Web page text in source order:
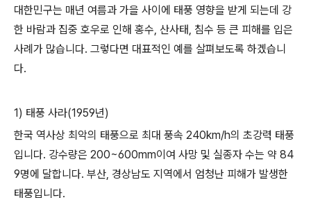
대한민구는 매년 여름과 가을 사이에 태풍 영향을 받게 되는데 강
한 바람과 집중 호우로 인해 홍수, 산사태, 침수 등 큰 피해를 입은
사례가 많습니다. 그렇다면 대표적인 예를 살펴보도록 하겠습니
다.
1) 태풍 사라(1959년)
한국 역사상 최악의 태풍으로 최대 풍속 240km/h의 초강력 태풍
입니다. 강수량은 200~600mm이여 사망 및 실종자 수는 약 84
9명에 달합니다. 부산, 경상남도 지역에서 엄청난 피해가 발생한
태풍입니다.